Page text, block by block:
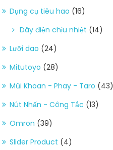
Dụng cụ tiêu hao (16)
Dây điện chịu nhiệt (14)
Lưỡi dao (24)
Mitutoyo (28)
Mũi Khoan - Phay - Taro (43)
Nút Nhấn - Công Tắc (13)
Omron (39)
Slider Product (4)